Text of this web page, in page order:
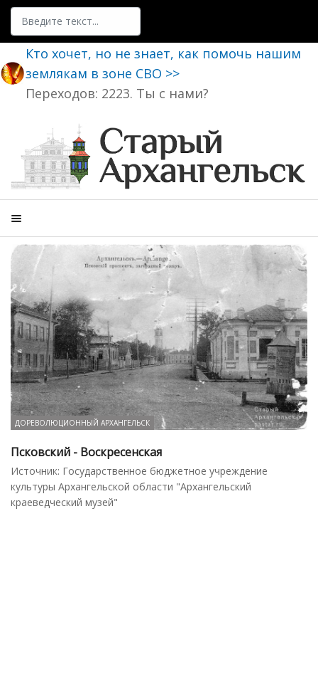
Поиск
Кто хочет, но не знает, как помочь нашим
землякам в зоне СВО >>
Переходов: 2223. Ты с нами?
ДОРЕВОЛЮЦИОННЫЙ АРХАНГЕЛЬСК
Псковский - Воскресенская
Источник: Государственное бюджетное учреждение
культуры Архангельской области "Архангельский
краеведческий музей"